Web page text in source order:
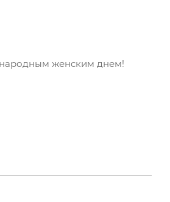
женским днем!